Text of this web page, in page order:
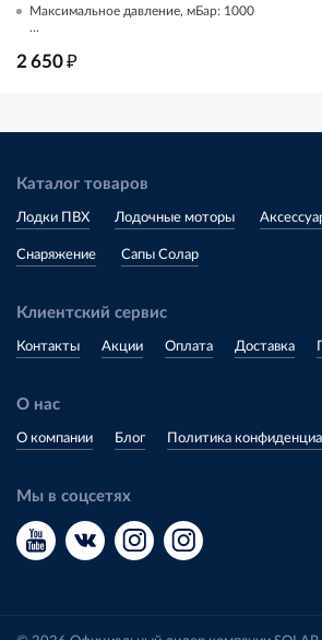
Максимальное давление, мБар: 1000
...
2 650₽
Каталог товаров
Лодки ПВХ Лодочные моторы
Снаряжение Сапы Солар
Клиентский сервис
Контакты Акции Оплата Доставка
О нас
О компании Блог Политика
Мы в соцсетях